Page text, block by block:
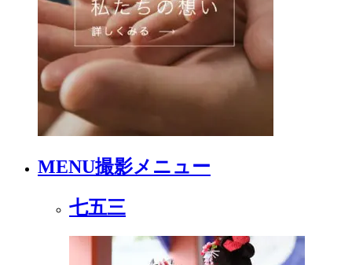
MENU撮影メニュー
七五三